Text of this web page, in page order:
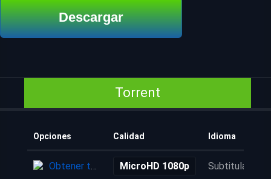
Descargar
Torrent
Opciones Calidad Idioma
Obtener torrent MicroHD 1080p Subtitulada